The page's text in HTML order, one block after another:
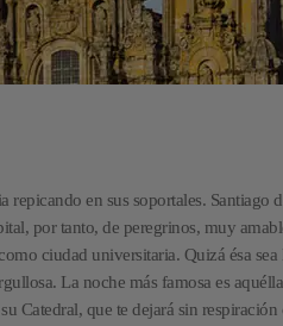
repicando en sus soportales.
por tanto, de peregrinos, muy
ciudad universitaria. Quizá ésa
La noche más famosa es
Catedral, que te dejará sin